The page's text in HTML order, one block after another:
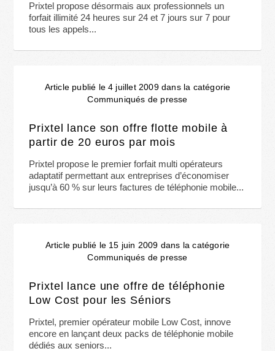
Prixtel propose désormais aux professionnels un
forfait illimité 24 heures sur 24 et 7 jours sur 7 pour
tous les appels...
Article publié le 4 juillet 2009 dans la catégorie
Communiqués de presse
Prixtel lance son offre flotte mobile à
partir de 20 euros par mois
Prixtel propose le premier forfait multi opérateurs
adaptatif permettant aux entreprises d’économiser
jusqu’à 60 % sur leurs factures de téléphonie mobile...
Article publié le 15 juin 2009 dans la catégorie
Communiqués de presse
Prixtel lance une offre de téléphonie
Low Cost pour les Séniors
Prixtel, premier opérateur mobile Low Cost, innove
encore en lançant deux packs de téléphonie mobile
dédiés aux seniors...